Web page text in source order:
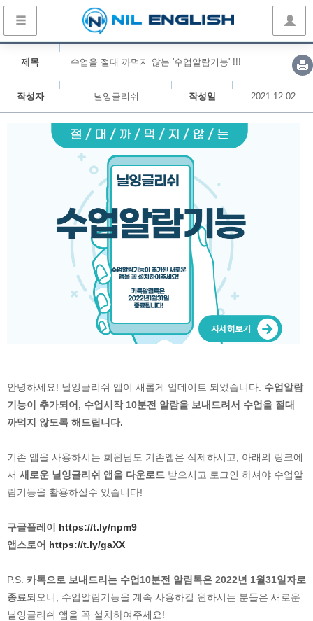
제목 수업을 절대 까먹지 않는 '수업알람기능' !!!
작성자 닐잉글리쉬 작성일 2021.12.02
안녕하세요! 닐잉글리쉬 앱이 새롭게 업데이트 되었습니다. 수업알람
기능이 추가되어, 수업시작 10분전 알람을 보내드려서 수업을 절대
까먹지 않도록 해드립니다.
기존 앱을 사용하시는 회원님도 기존앱은 삭제하시고, 아래의 링크에
서 새로운 닐잉글리쉬 앱을 다운로드 받으시고 로그인 하셔야 수업알
람기능을 활용하실수 있습니다!
구글플레이 https://t.ly/npm9
앱스토어 https://t.ly/gaXX
P.S. 카톡으로 보내드리는 수업10분전 알림톡은 2022년 1월31일자로
종료되오니, 수업알람기능을 계속 사용하길 원하시는 분들은 새로운
닐잉글리쉬 앱을 꼭 설치하여주세요!